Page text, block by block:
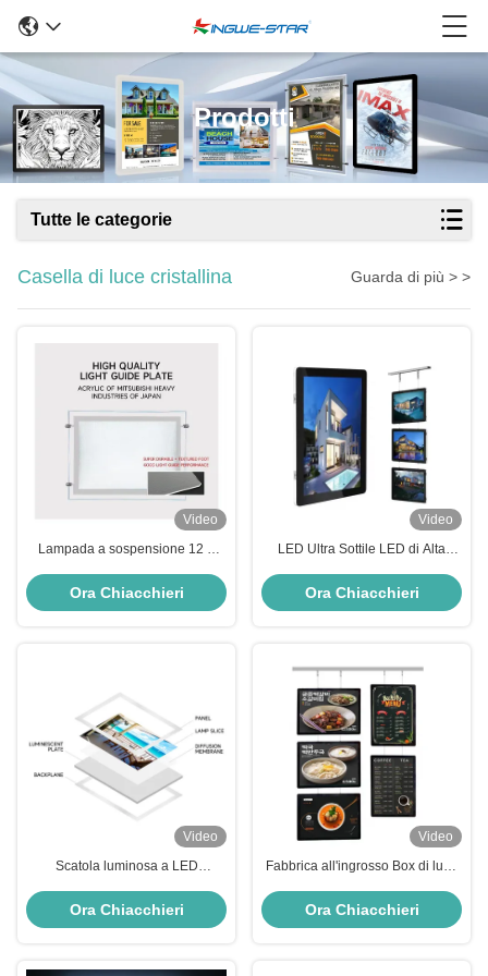
Prodotti
Tutte le categorie
Casella di luce cristallina Guarda di più > >
Video
Lampada a sospensione 12 o
agenzie immobiliari
Ora Chiacchieri
Video
LED Ultra Sottile LED di Alta
Crystal LED Ultra Sottile Light
Box
Ora Chiacchieri
Video
Scatola luminosa a LED
professionale di scatole luminose
a LED
Ora Chiacchieri
Video
Fabbrica all'ingrosso Box di luce
con prezzo ragionevole
Ora Chiacchieri